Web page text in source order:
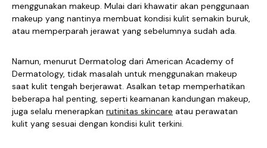
menggunakan makeup. Mulai dari khawatir akan penggunaan
makeup yang nantinya membuat kondisi kulit semakin buruk,
atau memperparah jerawat yang sebelumnya sudah ada.
Namun, menurut Dermatolog dari American Academy of
Dermatology, tidak masalah untuk menggunakan makeup
saat kulit tengah berjerawat. Asalkan tetap memperhatikan
beberapa hal penting, seperti keamanan kandungan makeup,
juga selalu menerapkan rutinitas skincare atau perawatan
kulit yang sesuai dengan kondisi kulit terkini.